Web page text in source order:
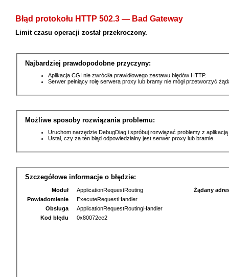
Błąd protokołu HTTP 502.3 — Bad Gateway
Limit czasu operacji został przekroczony.
Najbardziej prawdopodobne przyczyny:
Aplikacja CGI nie zwróciła prawidłowego zestawu błędów HTTP.
Serwer pełniący rolę serwera proxy lub bramy nie mógł przetworzyć
Możliwe sposoby rozwiązania problemu:
Uruchom narzędzie DebugDiag i spróbuj rozwiązać problemy z
Ustal, czy za ten błąd odpowiedzialny jest serwer proxy lub bramie.
Szczegółowe informacje o błędzie:
Moduł
ApplicationRequestRouting
Powiadomienie
ExecuteRequestHandler
Obsługa
ApplicationRequestRoutingHandler
Kod błędu
0x80072ee2
Żądany